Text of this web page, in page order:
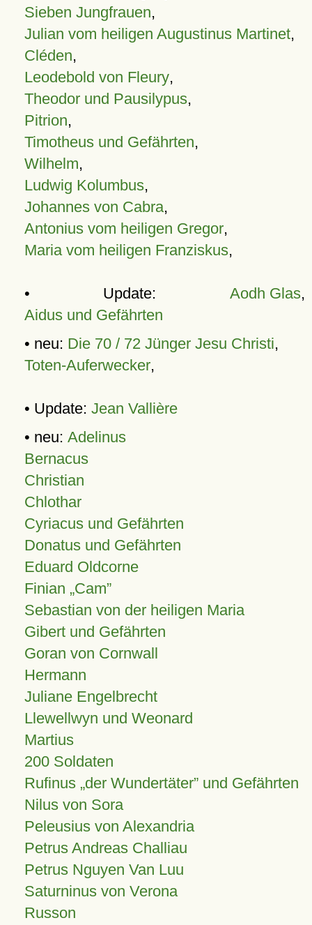
Sieben Jungfrauen,
Julian vom heiligen Augustinus Martinet,
Cléden,
Leodebold von Fleury,
Theodor und Pausilypus,
Pitrion,
Timotheus und Gefährten,
Wilhelm,
Ludwig Kolumbus,
Johannes von Cabra,
Antonius vom heiligen Gregor,
Maria vom heiligen Franziskus,
• Update: Aodh Glas,
Aidus und Gefährten
• neu: Die 70 / 72 Jünger Jesu Christi,
Toten-Auferwecker,
• Update: Jean Vallière
• neu: Adelinus
Bernacus
Christian
Chlothar
Cyriacus und Gefährten
Donatus und Gefährten
Eduard Oldcorne
Finian Cam
Sebastian von der heiligen Maria
Gibert und Gefährten
Goran von Cornwall
Hermann
Juliane Engelbrecht
Llewellwyn und Weonard
Martius
200 Soldaten
Rufinus „der Wundertäter” und Gefährten
Nilus von Sora
Peleusius von Alexandria
Petrus Andreas Challiau
Petrus Nguyen Van Luu
Saturninus von Verona
Russon